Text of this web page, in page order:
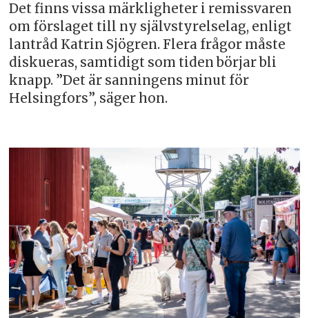
Det finns vissa märkligheter i remissvaren
om förslaget till ny självstyrelselag, enligt
lantråd Katrin Sjögren. Flera frågor måste
diskueras, samtidigt som tiden börjar bli
knapp. ”Det är sanningens minut för
Helsingfors”, säger hon.